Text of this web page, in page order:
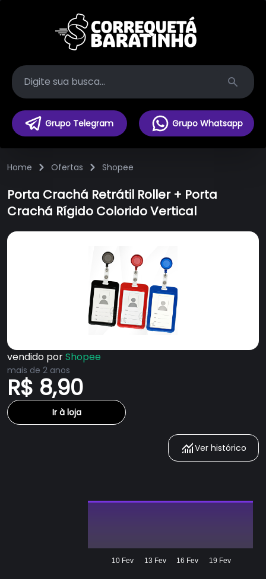
Search
Grupo Telegram Grupo Whatsapp
Home Ofertas Shopee
Porta Crachá Retrátil Roller + Porta
Crachá Rígido Colorido Vertical
vendido porShopee
mais de 2 anos
R$ 8,90
Ir à loja
Ver histórico
10 Fev 13 Fev 16 Fev 19 Fev